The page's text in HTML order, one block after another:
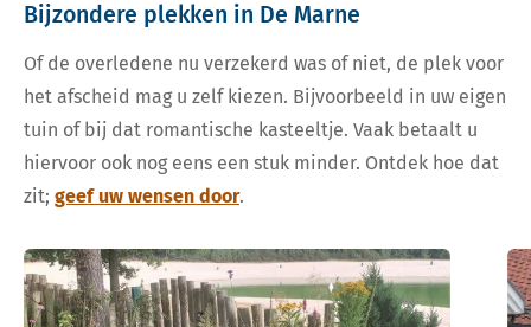
Bijzondere plekken in De Marne
Of de overledene nu verzekerd was of niet, de plek voor
het afscheid mag u zelf kiezen. Bijvoorbeeld in uw eigen
tuin of bij dat romantische kasteeltje. Vaak betaalt u
hiervoor ook nog eens een stuk minder. Ontdek hoe dat
zit; geef uw wensen door.